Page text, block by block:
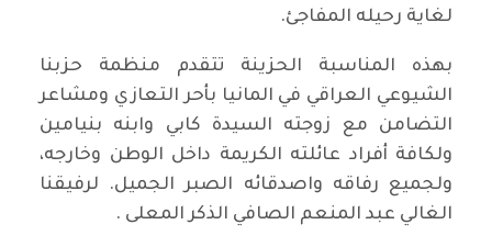
لغاية رحيله المفاجئ.
بهذه المناسبة الحزينة تتقدم منظمة حزبنا
الشيوعي العراقي في المانيا بأحر التعازي ومشاعر
التضامن مع زوجته السيدة كابي وابنه بنيامين
ولكافة أفراد عائلته الكريمة داخل الوطن وخارجه،
ولجميع رفاقه واصدقائه الصبر الجميل. لرفيقنا
الغالي عبد المنعم الصافي الذكر المعلى .